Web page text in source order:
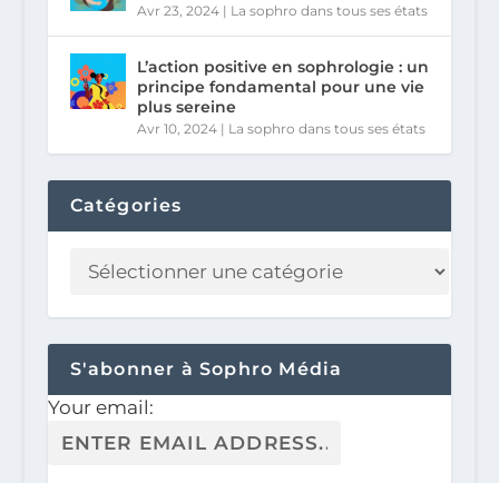
Avr 23, 2024| La sophro dans tous ses états
L’action positive en sophrologie : un
principe fondamental pour une vie
plus sereine
Avr 10, 2024| La sophro dans tous ses états
Catégories
S'abonner à Sophro Média
Your email: